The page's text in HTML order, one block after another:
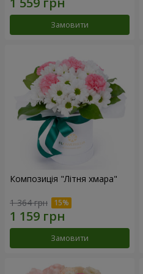
Замовити
Композиція "Літня хмара"
1 364 грн
Замовити